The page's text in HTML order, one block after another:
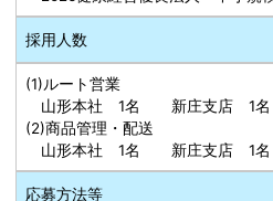
採用人数
(1)ルート営業
山形本社 1名 新庄支店 1名
(2)商品管理・配送
山形本社 1名 新庄支店 1名
応募方法等